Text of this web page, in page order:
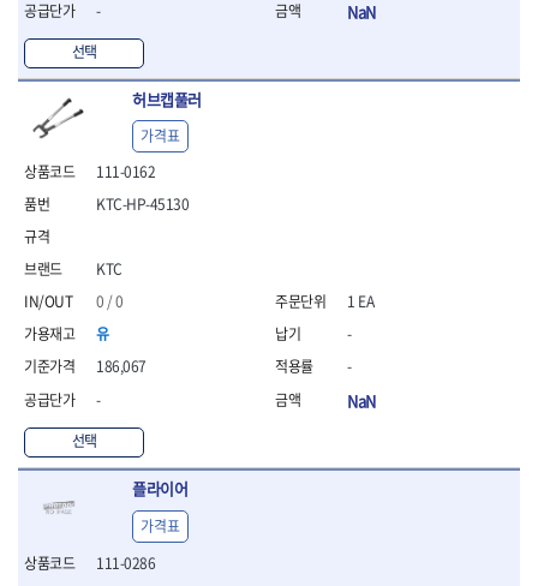
-
선택
NaN
허브캡풀러
111-0162
KTC
0 / 0
유
186,067
-
선택
KTC-HP-45130
가격표
1 EA
-
-
NaN
플라이어
111-0286
가격표